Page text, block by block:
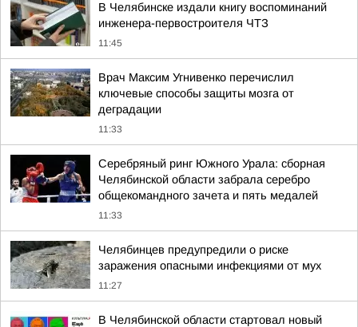
В Челябинске издали книгу воспоминаний
инженера-первостроителя ЧТЗ
11:45
Врач Максим Угнивенко перечислил
ключевые способы защиты мозга от
деградации
11:33
Серебряный ринг Южного Урала: сборная
Челябинской области забрала серебро
общекомандного зачета и пять медалей
11:33
Челябинцев предупредили о риске
заражения опасными инфекциями от мух
11:27
В Челябинской области стартовал новый